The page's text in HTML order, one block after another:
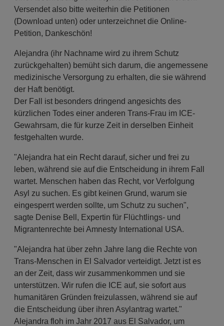
Versendet also bitte weiterhin die Petitionen
(Download unten) oder unterzeichnet die Online-
Petition, Dankeschön!
Alejandra (ihr Nachname wird zu ihrem Schutz
zurückgehalten) bemüht sich darum, die angemessene
medizinische Versorgung zu erhalten, die sie während
der Haft benötigt.
Der Fall ist besonders dringend angesichts des
kürzlichen Todes einer anderen Trans-Frau im ICE-
Gewahrsam, die für kurze Zeit in derselben Einheit
festgehalten wurde.
"Alejandra hat ein Recht darauf, sicher und frei zu
leben, während sie auf die Entscheidung in ihrem Fall
wartet. Menschen haben das Recht, vor Verfolgung
Asyl zu suchen. Es gibt keinen Grund, warum sie
eingesperrt werden sollte, um Schutz zu suchen",
sagte Denise Bell, Expertin für Flüchtlings- und
Migrantenrechte bei Amnesty International USA.
"Alejandra hat über zehn Jahre lang die Rechte von
Trans-Menschen in El Salvador verteidigt. Jetzt ist es
an der Zeit, dass wir zusammenkommen und sie
unterstützen. Wir rufen die ICE auf, sie sofort aus
humanitären Gründen freizulassen, während sie auf
die Entscheidung über ihren Asylantrag wartet."
Alejandra floh im Jahr 2017 aus El Salvador, um